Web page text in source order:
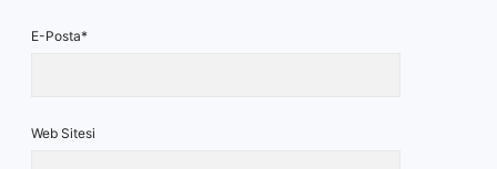
E-Posta*
Web Sitesi